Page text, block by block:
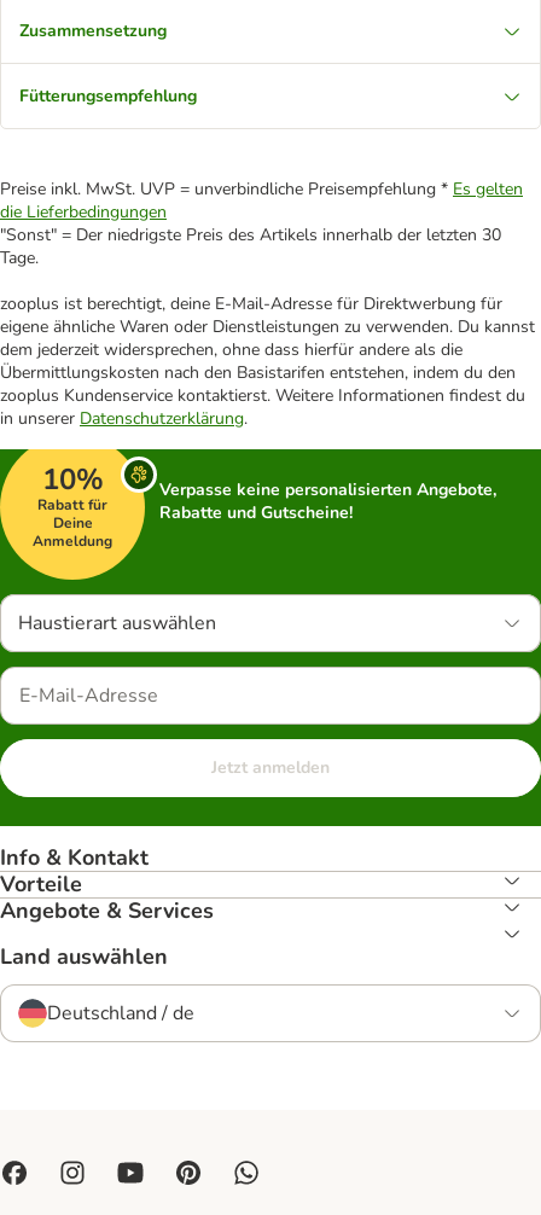
Zusammensetzung
Fütterungsempfehlung
Preise inkl. MwSt. UVP = unverbindliche Preisempfehlung * Es gelten
die Lieferbedingungen
"Sonst" = Der niedrigste Preis des Artikels innerhalb der letzten 30
Tage.
zooplus ist berechtigt, deine E-Mail-Adresse für Direktwerbung für
eigene ähnliche Waren oder Dienstleistungen zu verwenden. Du kannst
dem jederzeit widersprechen, ohne dass hierfür andere als die
Übermittlungskosten nach den Basistarifen entstehen, indem du den
zooplus Kundenservice kontaktierst. Weitere Informationen findest du
in unserer Datenschutzerklärung.
10%
Rabatt für
Deine
Anmeldung
Verpasse keine personalisierten Angebote,
Rabatte und Gutscheine!
Haustierart auswählen
Jetzt anmelden
Info & Kontakt
Vorteile
Angebote & Services
Land auswählen
Deutschland / de